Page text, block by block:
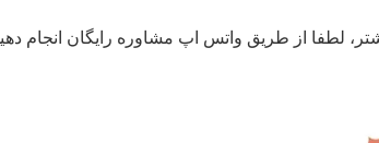
لطفا از طریق واتس اپ مشاوره رایگان انجام